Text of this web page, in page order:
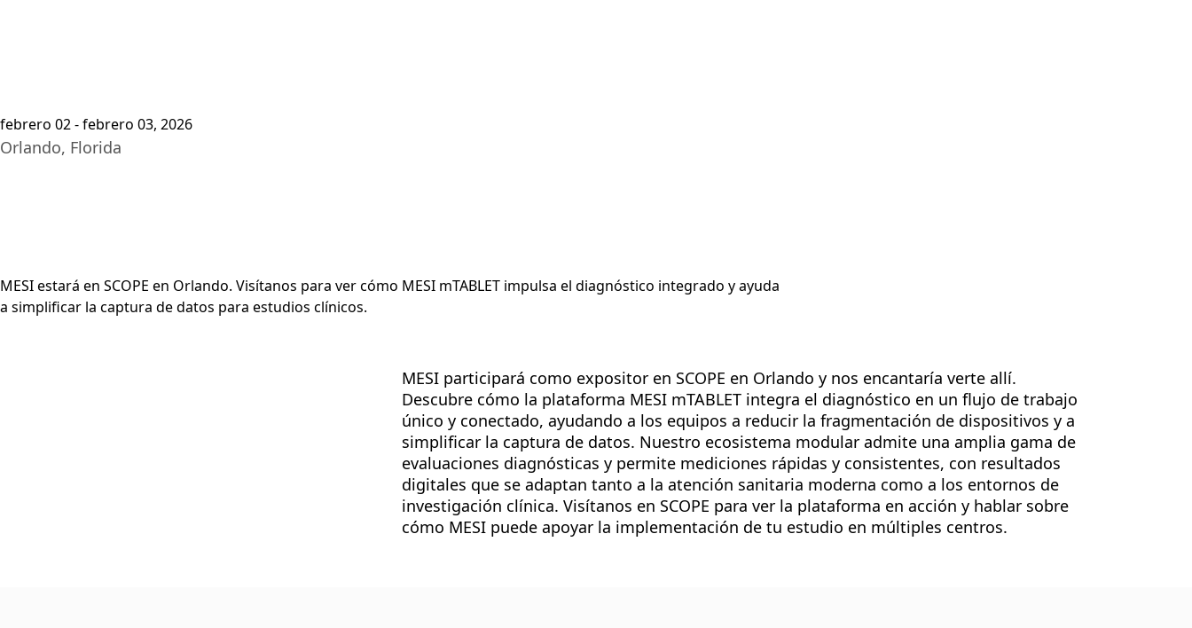
febrero 02 - febrero 03, 2026
Orlando, Florida
MESI estará en SCOPE en Orlando. Visítanos para ver cómo MESI mTABLET impulsa el diagnóstico integrado y ayuda
a simplificar la captura de datos para estudios clínicos.
MESI participará como expositor en SCOPE en Orlando y nos encantaría verte allí.
Descubre cómo la plataforma MESI mTABLET integra el diagnóstico en un flujo de trabajo
único y conectado, ayudando a los equipos a reducir la fragmentación de dispositivos y a
simplificar la captura de datos. Nuestro ecosistema modular admite una amplia gama de
evaluaciones diagnósticas y permite mediciones rápidas y consistentes, con resultados
digitales que se adaptan tanto a la atención sanitaria moderna como a los entornos de
investigación clínica. Visítanos en SCOPE para ver la plataforma en acción y hablar sobre
cómo MESI puede apoyar la implementación de tu estudio en múltiples centros.